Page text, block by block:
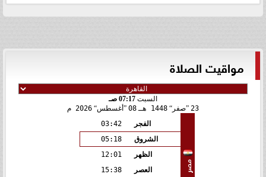
مواقيت الصلاة
السبت 07:17 صـ
23 صفر 1448 هـ 08 أغسطس 2026 م
مصر
الفجر
03:42
الشروق
05:18
الظهر
12:01
العصر
15:38